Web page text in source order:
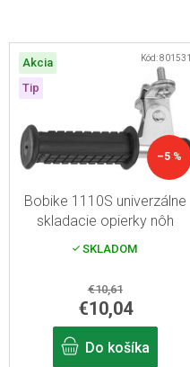
V
ý
Akcia
Tip
–5 %
Bobike 1110S univerzálne
skladacie opierky nôh
SKLADOM
€10,61
€10,04
Do košíka
Kód:801531